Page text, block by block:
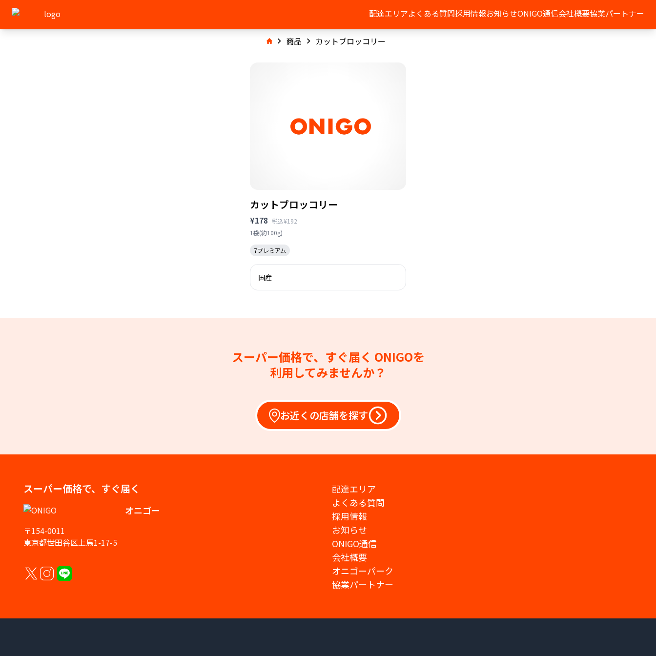
配達エリアよくある質問採用情報お知らせONIGO通信会社概要協業パートナー
商品 カットブロッコリー
カットブロッコリー
¥178 税込¥192
1袋(約100g)
7プレミアム
国産
スーパー価格で、すぐ届く ONIGOを
利用してみませんか？
お近くの店舗を探す
スーパー価格で、すぐ届く
オニゴー
〒154-0011
東京都世田谷区上馬1-17-5
配達エリア
よくある質問
採用情報
お知らせ
ONIGO通信
会社概要
オニゴーパーク
協業パートナー